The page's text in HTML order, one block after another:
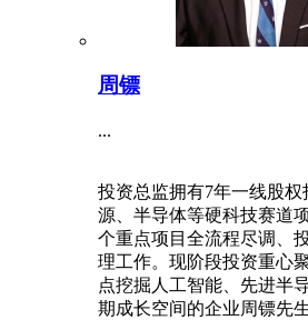
周镖
...
投资总监拥有7年一线股
源、半导体等硬科技赛道
个重点项目全流程尽调、
理工作。现阶段投资重心
点挖掘人工智能、先进半
期成长空间的企业周镖先